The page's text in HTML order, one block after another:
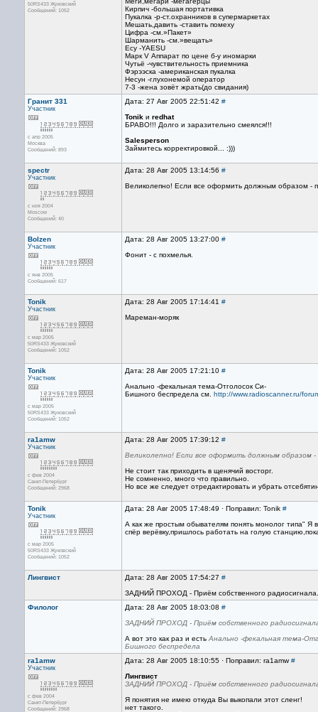
50RS433 Жуковский
Сообщений: 1052
Кирпич -большая портативка
Пукалка -р-ст.охранников в супермаркетах
Мешать,давить -ставить помеху
Цифра -см.»Пакет»
Шарманить -см.»вещать»
Есу -YAESU
Марк V Аппарат по цене б-у иномарки
Чутьё -чувствительность приемника
Фэрээска -американская пукалка
Несун -глухонемой оператор
7-3 -жена зовёт жрать(до свидания)
Гранит 331
Участник
с апр 2005
Москва
Сообщений: 893
Дата: 27 Авг 2005 22:51:42 #
Tonik и redhat
БРАВО!!! Долго и заразительно смеялся!!!
Salesperson
Займитесь корректировкой... :)))
spectr
Участник
с ноя 2004
Moscow
Сообщений: 40
Дата: 28 Авг 2005 13:14:56 #
Великолепно! Если все оформить должным образом -
Bolzen
Участник
с янв 2005
Сообщений: 617
Дата: 28 Авг 2005 13:27:00 #
Фонит - с похмелья.
Tonik
Участник
с мар 2005
50RS433 Жуковский
Сообщений: 1052
Дата: 28 Авг 2005 17:14:41 #
Мареман-моряк
Tonik
Участник
с мар 2005
50RS433 Жуковский
Сообщений: 1052
Дата: 28 Авг 2005 17:21:10 #
Анально -фекальная тема-Отголосок Си-
Бишного беспредела см. http://www.radioscanner.ru/
ra1amw
Участник
с фев 2004
Санкт-Петербург
Сообщений: 2968
Дата: 28 Авг 2005 17:39:12 #
Великолепно! Если все оформить должным образом -
Не стоит так приходить в щенячий восторг.
Не сомненно, много что правильно.
Но все же следует отредактировать и убрать
Tonik
Участник
с мар 2005
50RS433 Жуковский
Сообщений: 1052
Дата: 28 Авг 2005 17:48:49 · Поправил: Tonik #
А как же простым обывателям понять монолог типа" Я
спёр верёвку,пришлось работать на голую
Лингвист Дата: 28 Авг 2005 17:54:27 #
ЗАДНИЙ ПРОХОД - Приём собственного
Филолог
Дата: 28 Авг 2005 18:03:08 #
ЗАДНИЙ ПРОХОД - Приём собственного
А вот это как раз и есть Анально -фекальная тема-
Бишного беспредела
ra1amw
Участник
с фев 2004
Санкт-Петербург
Сообщений: 2968
Дата: 28 Авг 2005 18:10:55 · Поправил: ra1amw#
Лингвист
ЗАДНИЙ ПРОХОД - Приём собственного
Я понятия не имею откуда Вы выкопали этот сленг!
нет такого.